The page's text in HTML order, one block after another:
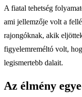
A fiatal tehetség
ami jellemzője volt a
rajongóknak, akik
figyelemreméltó volt,
legismertebb dalait.
Az élmény